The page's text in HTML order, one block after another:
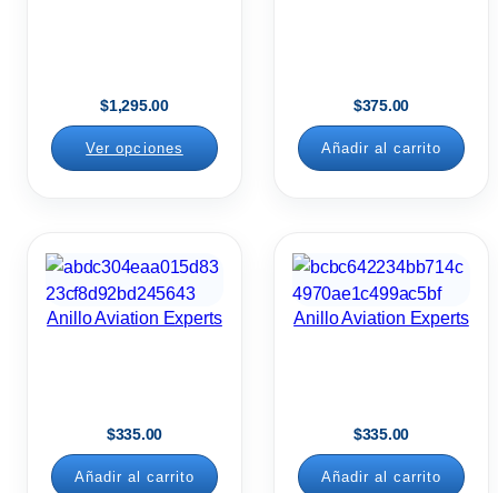
$1,295.00
Ver opciones
$375.00
Añadir al carrito
Anillo Aviation Experts
$335.00
Añadir al carrito
Anillo Aviation Experts
$335.00
Añadir al carrito